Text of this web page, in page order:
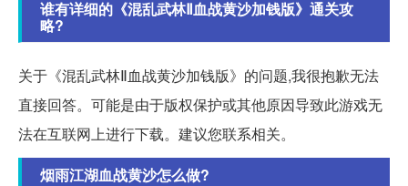
谁有详细的《混乱武林Ⅱ血战黄沙加钱版》通关攻
略?
关于《混乱武林Ⅱ血战黄沙加钱版》的问题,我很抱歉无法
直接回答。可能是由于版权保护或其他原因导致此游戏无
法在互联网上进行下载。建议您联系相关。
烟雨江湖血战黄沙怎么做?